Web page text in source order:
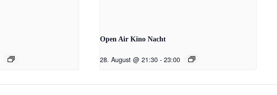
Open Air Kino Nacht
28. August @ 21:30 - 23:00